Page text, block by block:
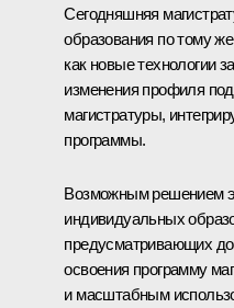
Сегодняшняя
образования по тому
как новые технологии
изменения профиля
магистратуры,
программы.
Возможным решением
индивидуальных
предусматривающих
освоения программу
и масштабным